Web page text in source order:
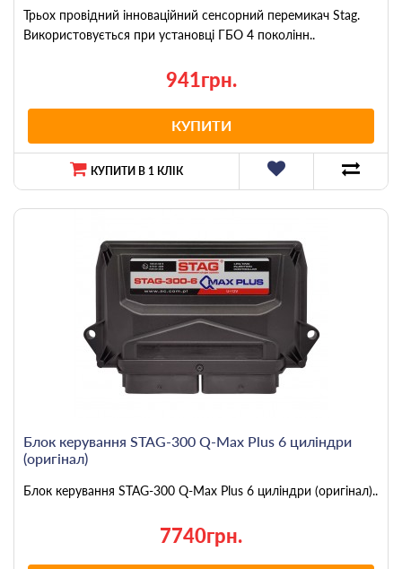
Трьох провідний інноваційний сенсорний перемикач Stag.
Використовується при установці ГБО 4 поколінн..
941грн.
КУПИТИ
КУПИТИ В 1 КЛІК
Блок керування STAG-300 Q-Max Plus 6 циліндри
(оригінал)
Блок керування STAG-300 Q-Max Plus 6 циліндри (оригінал)..
7740грн.